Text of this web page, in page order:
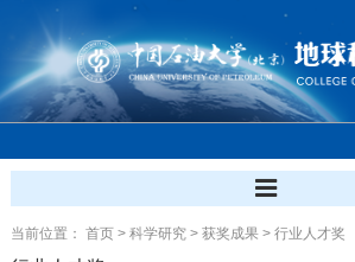
当前位置： 首页> 科学研究> 获奖成果> 行业人才奖